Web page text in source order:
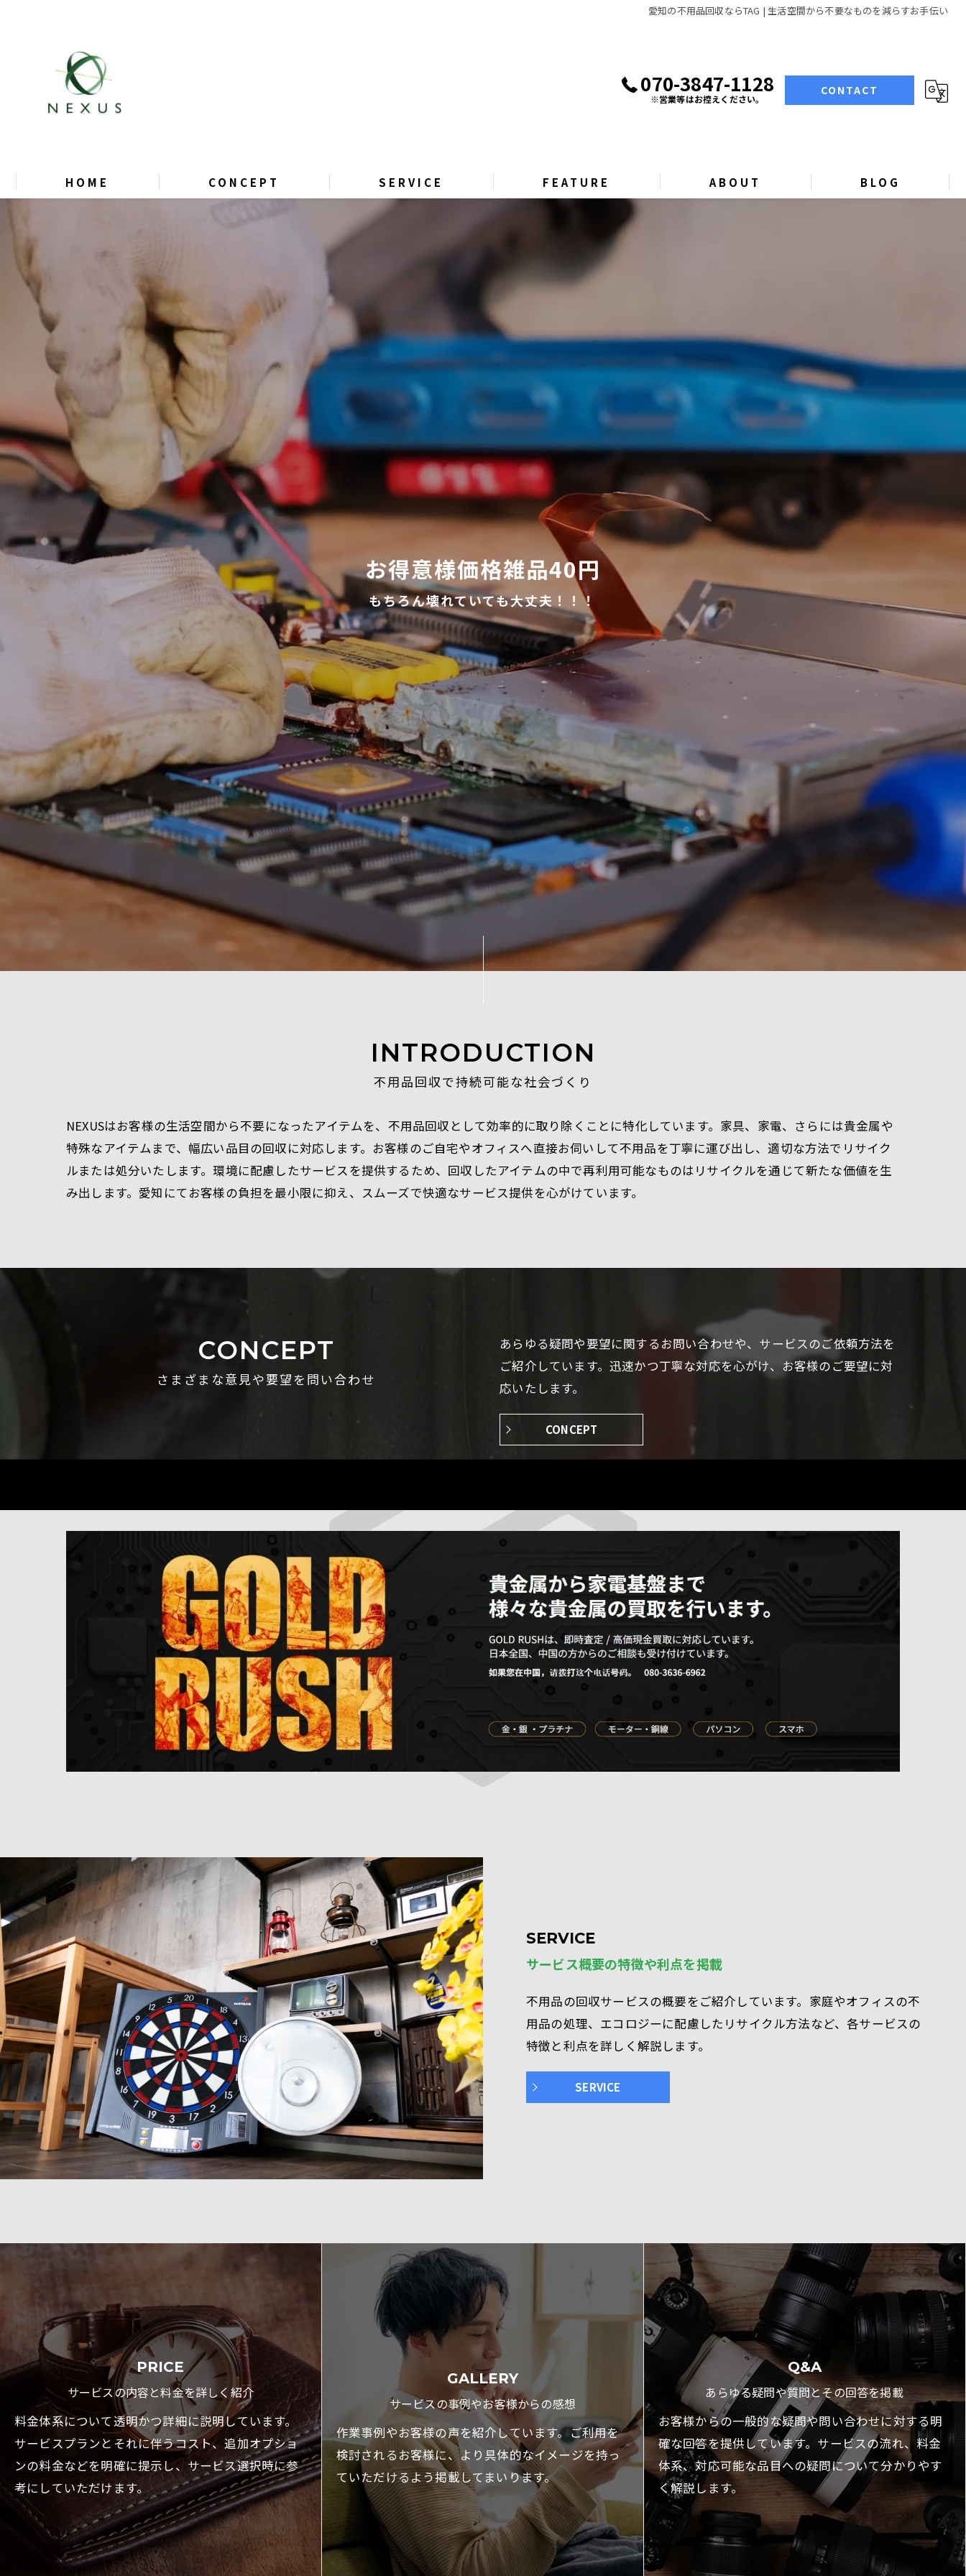
愛知の不用品回収ならTAG | 生活空間から不要なものを減らすお手伝い
070-3847-1128
※営業等はお控えください。
CONTACT
HOME CONCEPT SERVICE
PRICE
FEATURE
片付け
処分
ABOUT BLOG
お得意様価格雑品40円
もちろん壊れていても大丈夫！！！
不用品回収で持続可能な社会づくり
INTRODUCTION
NEXUSはお客様の生活空間から不要になったアイテムを、不用品回収として効率的に取り除くことに特化しています。家具、家電、さらには貴金属や
特殊なアイテムまで、幅広い品目の回収に対応します。お客様のご自宅やオフィスへ直接お伺いして不用品を丁寧に運び出し、適切な方法でリサイク
ルまたは処分いたします。環境に配慮したサービスを提供するため、回収したアイテムの中で再利用可能なものはリサイクルを通じて新たな価値を生
み出します。愛知にてお客様の負担を最小限に抑え、スムーズで快適なサービス提供を心がけています。
さまざまな意見や要望を問い合わせ
CONCEPT
あらゆる疑問や要望に関するお問い合わせや、サービスのご依頼方法を
ご紹介しています。迅速かつ丁寧な対応を心がけ、お客様のご要望に対
応いたします。
CONCEPT
SERVICE
サービス概要の特徴や利点を掲載
不用品の回収サービスの概要をご紹介しています。家庭やオフィスの不
用品の処理、エコロジーに配慮したリサイクル方法など、各サービスの
特徴と利点を詳しく解説します。
SERVICE
PRICE
サービスの内容と料金を詳しく紹介
料金体系について透明かつ詳細に説明しています。
サービスプランとそれに伴うコスト、追加オプショ
ンの料金などを明確に提示し、サービス選択時に参
考にしていただけます。
GALLERY
サービスの事例やお客様からの感想
作業事例やお客様の声を紹介しています。ご利用を
検討されるお客様に、より具体的なイメージを持っ
ていただけるよう掲載してまいります。
Q&A
あらゆる疑問や質問とその回答を掲載
お客様からの一般的な疑問や問い合わせに対する明
確な回答を提供しています。サービスの流れ、料金
体系、対応可能な品目への疑問について分かりやす
く解説します。